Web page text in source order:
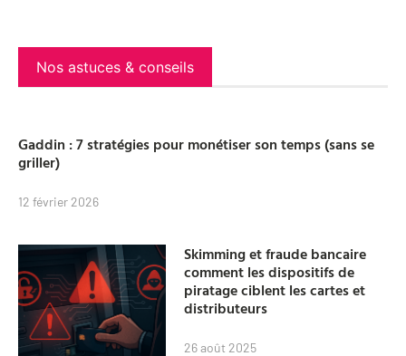
Nos astuces & conseils
Gaddin : 7 stratégies pour monétiser son temps (sans se
griller)
12 février 2026
Skimming et fraude bancaire
comment les dispositifs de
piratage ciblent les cartes et
distributeurs
26 août 2025